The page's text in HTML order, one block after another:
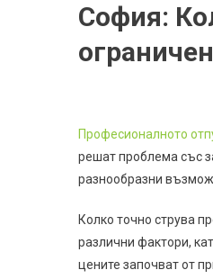
София:
Професионалното
решат проблема със
разнообразни
Колко точно струва
различни фактори,
цените започват от